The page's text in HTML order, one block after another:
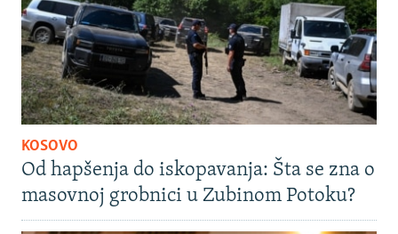
KOSOVO
Od hapšenja do iskopavanja: Šta se zna o
masovnoj grobnici u Zubinom Potoku?